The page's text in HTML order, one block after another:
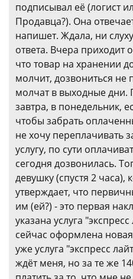
подписывал её (логист
Продавца?). Она
напишет. Ждала, ни
ответа. Вчера приходит
что товар на хранении
молчит, дозвониться не
молчат в выходные дни.
завтра, в понедельник,
чтобы забрать
не хочу переплачивать
услугу, по сути
сегодня дозвонилась.
девушку (спустя 2 часа),
утверждает, что
им (ей?) - это первая
указана услуга
сейчас оформлена
уже услуга "экспресс
ждёт меня, но за те же